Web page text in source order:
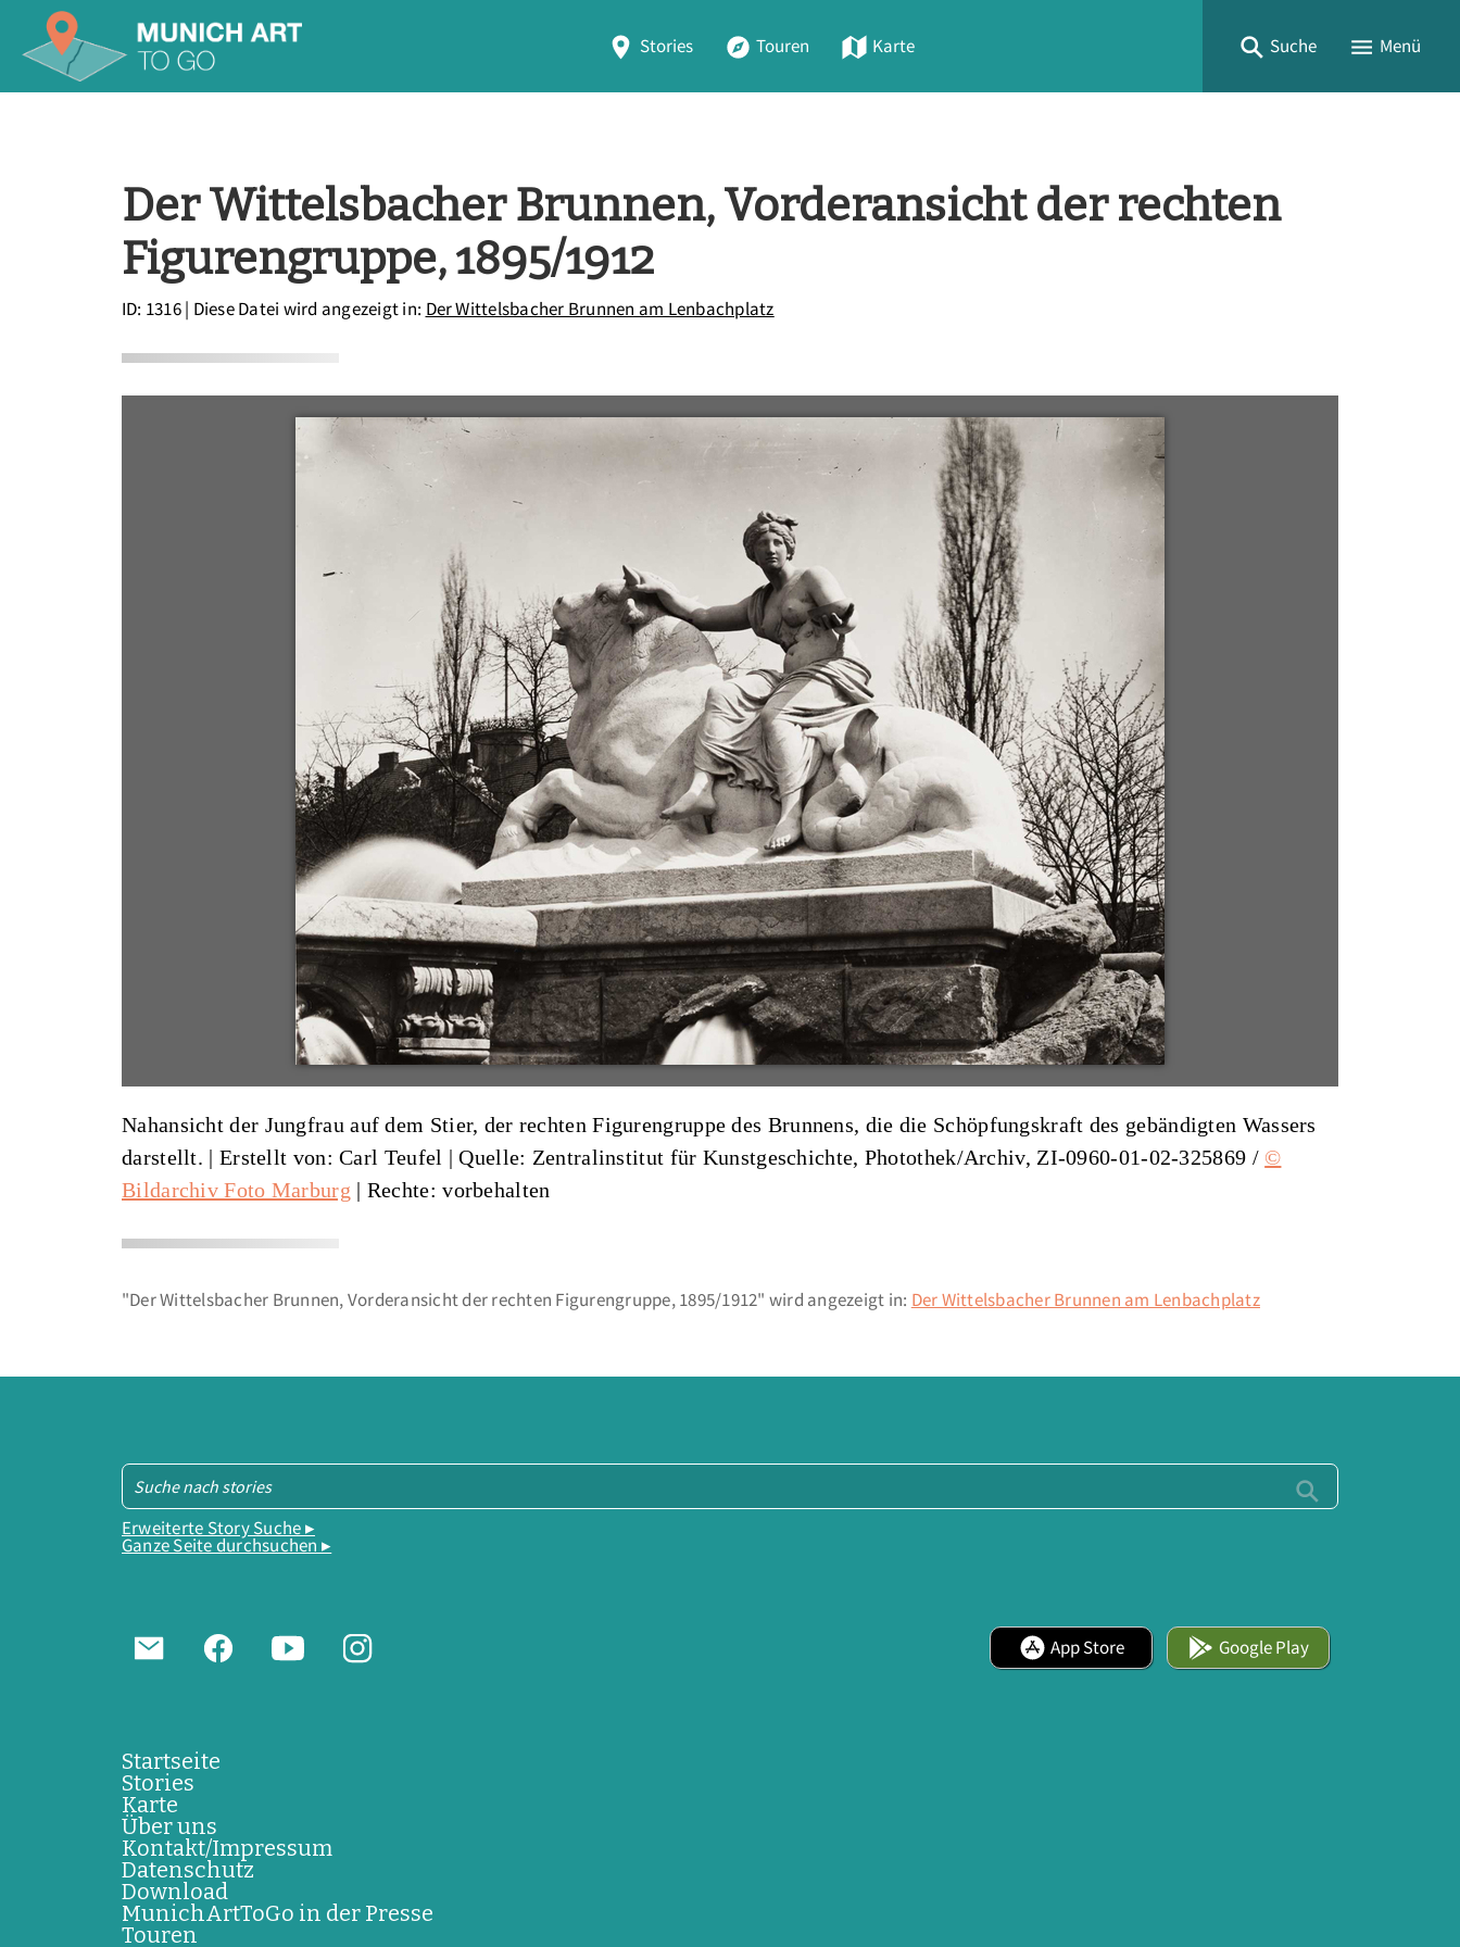
Stories Touren Karte Suche Menü
Der Wittelsbacher Brunnen, Vorderansicht der rechten
Figurengruppe, 1895/1912
ID: 1316| Diese Datei wird angezeigt in: Der Wittelsbacher Brunnen am Lenbachplatz
Nahansicht der Jungfrau auf dem Stier, der rechten Figurengruppe des Brunnens, die die Schöpfungskraft des gebändigten Wassers
darstellt. | Erstellt von: Carl Teufel |Quelle: Zentralinstitut für Kunstgeschichte, Photothek/Archiv, ZI-0960-01-02-325869 / ©
Bildarchiv Foto Marburg | Rechte: vorbehalten
"Der Wittelsbacher Brunnen, Vorderansicht der rechten Figurengruppe, 1895/1912" wird angezeigt in: Der Wittelsbacher Brunnen am Lenbachplatz
Erweiterte Story Suche ▸
Ganze Seite durchsuchen ▸
App Store Google Play
Startseite
Stories
Karte
Über uns
Kontakt/Impressum
Datenschutz
Download
MunichArtToGo in der Presse
Touren